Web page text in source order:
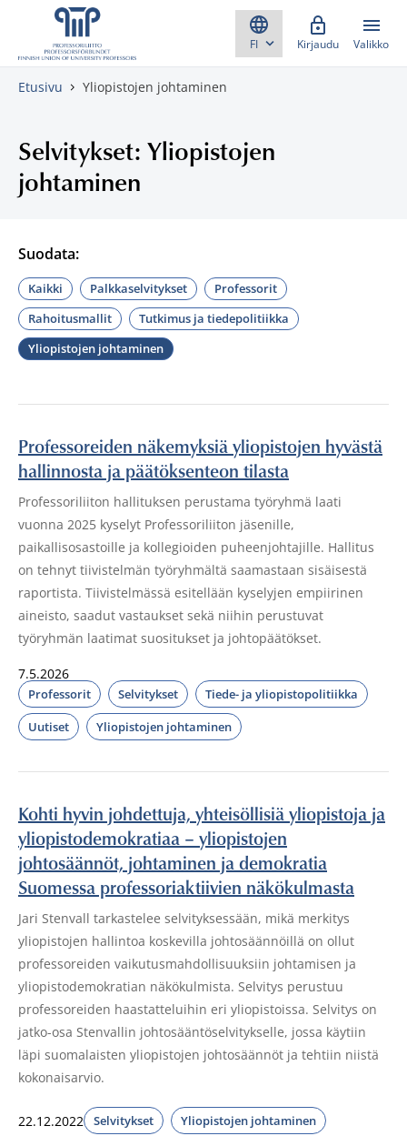
Skippaa sisältö
Kirjaudu Valikko
Etusivu Yliopistojen johtaminen
Selvitykset: Yliopistojen
johtaminen
Suodata:
Kaikki Palkkaselvitykset
Professorit
Rahoitusmallit
Tutkimus ja tiedepolitiikka
Yliopistojen johtaminen
Professoreiden näkemyksiä yliopistojen hyvästä
hallinnosta ja päätöksenteon tilasta
Professoriliiton hallituksen perustama työryhmä laati
vuonna 2025 kyselyt Professoriliiton jäsenille,
paikallisosastoille ja kollegioiden puheenjohtajille. Hallitus
on tehnyt tiivistelmän työryhmältä saamastaan sisäisestä
raportista. Tiivistelmässä esitellään kyselyjen empiirinen
aineisto, saadut vastaukset sekä niihin perustuvat
työryhmän laatimat suositukset ja johtopäätökset.
7.5.2026
Professorit Selvitykset
Tiede- ja yliopistopolitiikka
Uutiset
Yliopistojen johtaminen
Kohti hyvin johdettuja, yhteisöllisiä yliopistoja ja
yliopistodemokratiaa – yliopistojen
johtosäännöt, johtaminen ja demokratia
Suomessa professoriaktiivien näkökulmasta
Jari Stenvall tarkastelee selvityksessään, mikä merkitys
yliopistojen hallintoa koskevilla johtosäännöillä on ollut
professoreiden vaikutusmahdollisuuksiin johtamisen ja
yliopistodemokratian näkökulmista. Selvitys perustuu
professoreiden haastatteluihin eri yliopistoissa. Selvitys on
jatko-osa Stenvallin johtosääntöselvitykselle, jossa käytiin
läpi suomalaisten yliopistojen johtosäännöt ja tehtiin niistä
kokonaisarvio.
22.12.2022 Selvitykset Yliopistojen johtaminen